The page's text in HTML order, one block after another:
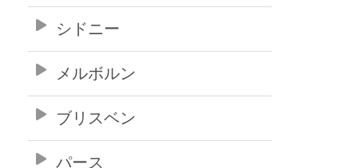
シドニー
メルボルン
ブリスベン
パース